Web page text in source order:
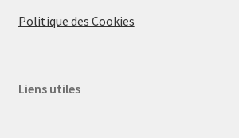
Politique des Cookies
Liens utiles